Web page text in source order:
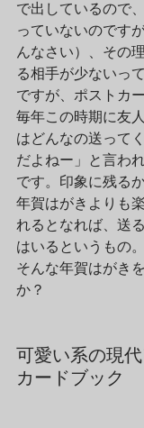
で出しているので
っていないのです
んなさい）、その
る相手が少ないっ
ですが、ポストカ
毎年この時期に友
はどんなの送って
だよねー」と言わ
です。印象に残る
年賀はがきよりも
れるとなれば、送
はいるというもの
そんな年賀はがき
か？
可愛い系の現
カードブック